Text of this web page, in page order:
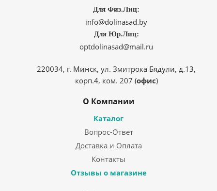
Для Физ.Лиц:
info@dolinasad.by
Для Юр.Лиц:
optdolinasad@mail.ru
220034, г. Минск, ул. Змитрока Бядули, д.13,
корп.4, ком. 207 (офис)
О Компании
Каталог
Вопрос-Ответ
Доставка и Оплата
Контакты
Отзывы о магазине